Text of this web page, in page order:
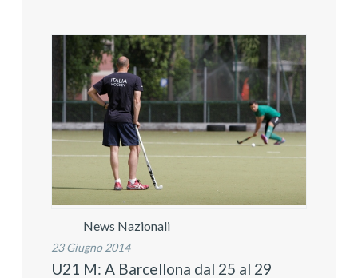
News Nazionali
23 Giugno 2014
U21 M: A Barcellona dal 25 al 29